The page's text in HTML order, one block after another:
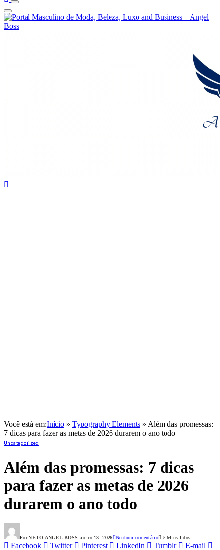
Você está em:Início » Typography Elements » Além das promessas:
7 dicas para fazer as metas de 2026 durarem o ano todo
Uncategorized
Além das promessas: 7 dicas
para fazer as metas de 2026
durarem o ano todo
Por NETO ANGEL BOSSjaneiro 13, 2026 Nenhum comentário 5 Mins lidos
Facebook Twitter Pinterest LinkedIn Tumblr E-mail